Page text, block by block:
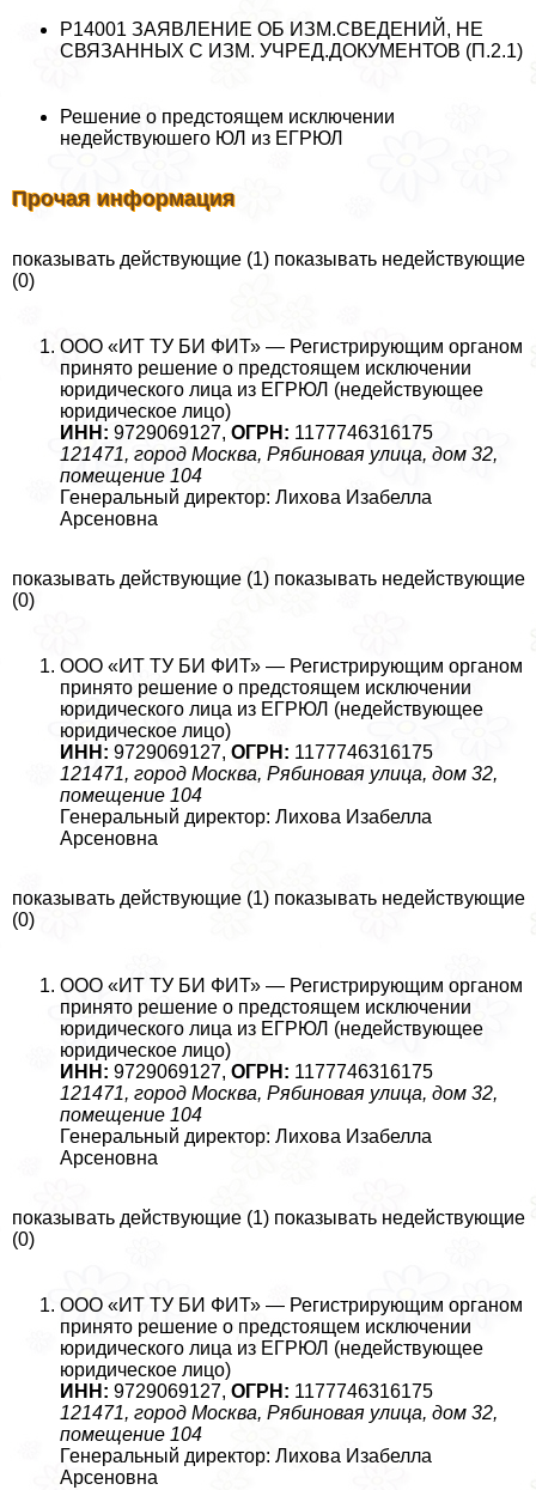
Р14001 ЗАЯВЛЕНИЕ ОБ ИЗМ.СВЕДЕНИЙ, НЕ
СВЯЗАННЫХ С ИЗМ. УЧРЕД.ДОКУМЕНТОВ (П.2.1)
Решение о предстоящем исключении
недействуюшего ЮЛ из ЕГРЮЛ
Прочая информация
показывать действующие (1) показывать недействующие
(0)
ООО «ИТ ТУ БИ ФИТ» — Регистрирующим органом
принято решение о предстоящем исключении
юридического лица из ЕГРЮЛ (недействующее
юридическое лицо)
ИНН: 9729069127, ОГРН: 1177746316175
121471, город Москва, Рябиновая улица, дом 32,
помещение 104
Генеральный директор: Лихова Изабелла
Арсеновна
показывать действующие (1) показывать недействующие
(0)
ООО «ИТ ТУ БИ ФИТ» — Регистрирующим органом
принято решение о предстоящем исключении
юридического лица из ЕГРЮЛ (недействующее
юридическое лицо)
ИНН: 9729069127, ОГРН: 1177746316175
121471, город Москва, Рябиновая улица, дом 32,
помещение 104
Генеральный директор: Лихова Изабелла
Арсеновна
показывать действующие (1) показывать недействующие
(0)
ООО «ИТ ТУ БИ ФИТ» — Регистрирующим органом
принято решение о предстоящем исключении
юридического лица из ЕГРЮЛ (недействующее
юридическое лицо)
ИНН: 9729069127, ОГРН: 1177746316175
121471, город Москва, Рябиновая улица, дом 32,
помещение 104
Генеральный директор: Лихова Изабелла
Арсеновна
показывать действующие (1) показывать недействующие
(0)
ООО «ИТ ТУ БИ ФИТ» — Регистрирующим органом
принято решение о предстоящем исключении
юридического лица из ЕГРЮЛ (недействующее
юридическое лицо)
ИНН: 9729069127, ОГРН: 1177746316175
121471, город Москва, Рябиновая улица, дом 32,
помещение 104
Генеральный директор: Лихова Изабелла
Арсеновна